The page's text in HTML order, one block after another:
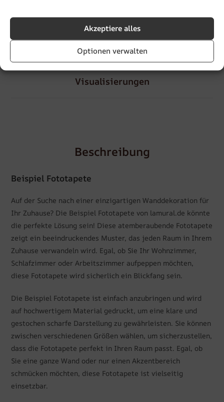
Akzeptiere alles
Optionen verwalten
Artikelnummer:
Visualisierungen
Beschreibung
Beispiel Fototapete
Auf der Suche nach einer einzigartigen Wanddekoration für
Ihr Zuhause? Die Beispiel Fototapete von lamural.de könnte
die perfekte Lösung sein! Diese atemberaubende Fototapete
zeigt ein beeindruckendes Muster, das jeden Raum in Ihrem
Zuhause verwandeln wird. Egal, ob Sie Ihr Wohnzimmer,
Schlafzimmer oder Arbeitszimmer aufpeppen möchten,
diese Fototapete wird sicherlich ein Blickfang sein.
Die Beispiel Fototapete ist einfach anzubringen und wird
auf hochwertigem Material gedruckt, um eine klare und
gestochen scharfe Darstellung zu gewährleisten. Sie können
zwischen verschiedenen Größen wählen, um sicherzustellen,
dass die Fototapete perfekt in Ihren Raum passt. Egal, ob
Sie eine ganze Wand oder nur einen Akzentbereich
schmücken möchten, diese Fototapete ist vielseitig
einsetzbar.